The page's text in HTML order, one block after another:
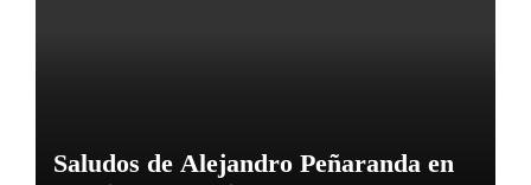
Saludos de Alejandro Peñaranda en